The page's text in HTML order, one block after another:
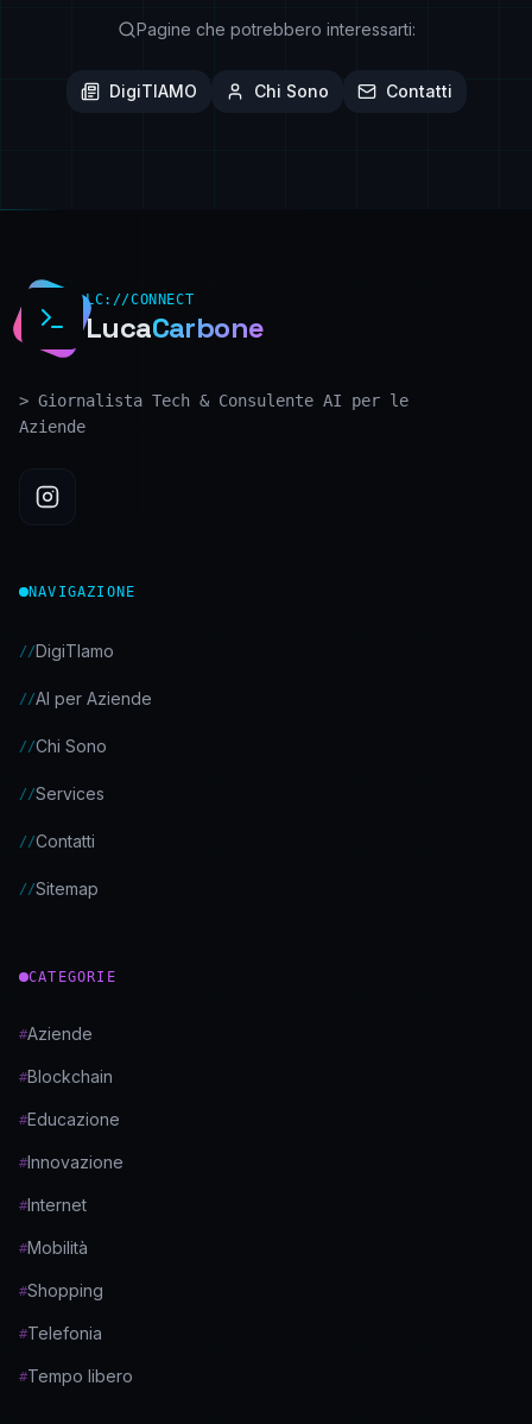
Pagine che potrebbero interessarti:
DigiTIAMO Chi Sono Contatti
LC://CONNECT
LucaCarbone
> Giornalista Tech & Consulente AI per le
Aziende
NAVIGAZIONE
//DigiTIamo
//AI per Aziende
//Chi Sono
//Services
//Contatti
//Sitemap
CATEGORIE
#Aziende
#Blockchain
#Educazione
#Innovazione
#Internet
#Mobilità
#Shopping
#Telefonia
#Tempo libero